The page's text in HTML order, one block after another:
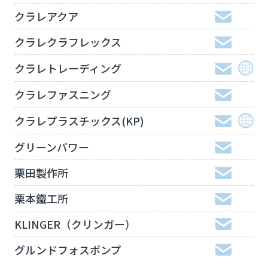
クラレアクア
クラレクラフレックス
クラレトレーディング
クラレファスニング
クラレプラスチックス(KP)
グリーンパワー
栗田製作所
栗本鐵工所
KLINGER（クリンガー）
グルンドフォスポンプ